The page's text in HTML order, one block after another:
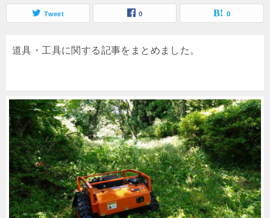
Tweet 0 0
道具・工具に関する記事をまとめました。